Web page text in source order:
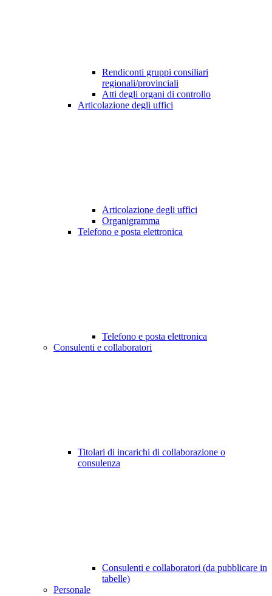
Rendiconti gruppi consiliari
regionali/provinciali
Atti degli organi di controllo
Articolazione degli uffici
Articolazione degli uffici
Organigramma
Telefono e posta elettronica
Telefono e posta elettronica
Consulenti e collaboratori
Titolari di incarichi di collaborazione o
consulenza
Consulenti e collaboratori (da pubblicare in
tabelle)
Personale